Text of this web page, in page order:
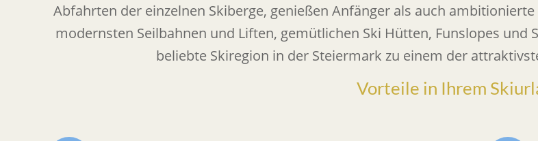
Abfahrten der einzelnen Skiberge, genießen Anfänger als auch
modernsten Seilbahnen und Liften, gemütlichen Ski Hütten, Funslopes
beliebte Skiregion in der Steiermark zu einem der
Vorteile in Ihrem